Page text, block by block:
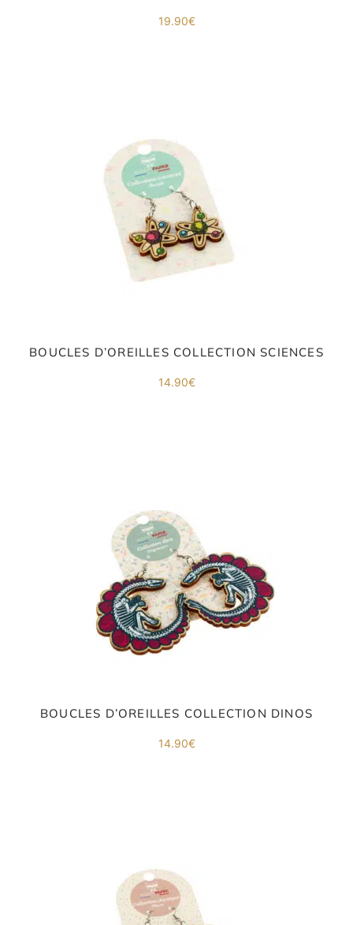
19.90€
BOUCLES D’OREILLES COLLECTION SCIENCES
14.90€
BOUCLES D’OREILLES COLLECTION DINOS
14.90€
IDÉES CADEAUX
OBJETS PERSONNALISÉS